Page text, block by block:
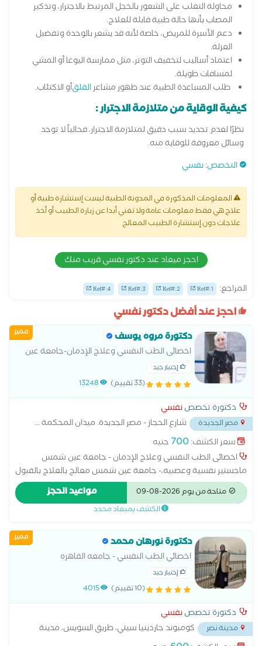
محاولة التغلب على الشعور بالخجل المرتبط بالاجترار، وتذكير
المصاب بأنها حالة طبية قابلة للعلاج.
دعم الأسرة للمريض، خاصة لأنه قد يشعر بالوحدة وتفضيل
العزلة.
اعتماد أساليب لتخفيف التوتر، مثل ممارسة اليوغا أو المشي
لمسافات طويلة.
طلب المساعدة الطبية عند ظهور مشاعرالقلقأو الاكتئاب.
كيفية الوقاية من متلازمة الاجترار :
نظرًا لعدم تحديد سبب دقيق لمتلازمة الاجترار، فحالياً لا توجد
وسائل معروفة للوقاية منه.
التخصص:نفسي
المعلومات المذكورة في المدونة الطبية ليست إستشارة طبية أو
علاج هي فقط معلومات عامة ولا تغني أبدا عن زيارة الطبيب أو أخذ
علاجات دون إستشارة الطبيب المعالج
احجز ميعاد عند دكتور نفسي قريب منك
المراجع: Ref#:1
Ref#:2
Ref#:3
Ref#:4
احجز عند أفضل دكتور نفسي
مميز دكتورة مروه يوسف
اخصائى الطب النفسي وعلاج الإدمان-جامعة عين
شمسإختيار جيد
(33 تقييم) 13248
دكتورة تخصصنفسي
مصر الجديدة شارع الحجاز - مصر الجديدة. ميدان المحكمة...
سعر الكشف:700 جنيه
اخصائى الطب النفسي وعلاج الإدمان - جامعة عين شمس
ماجستير نفسية وعصبيه،- جامعة عين شمس معالج بالعلاج بالقبول
والإلتزام والعلاج المعرفي السلوكي لإضرابات القلق والإكتئاب والعلاج
الجدلي السلوكي متخصص فى حالات الادمان و المشاكل الاسرية و
المشاكل الزوجية و الاكتئاب و القلق
متاحة من يوم 2026-08-09 مواعيد الحجز
الكشف بميعاد محدد
مميز دكتورة نورهان محمد
اخصائي الطب النفسي - جامعه القاهره
إختيار جيد
(10 تقييم) 4015
دكتورة تخصصنفسي
مدينة نصر
كومبوند جاردينيا سيتي، طريق السويس، مدينة
نصر...